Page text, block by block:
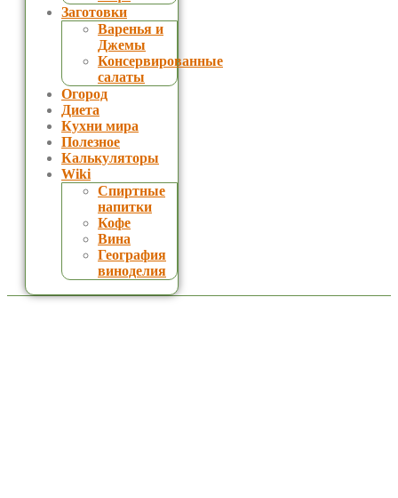
Заготовки
Варенья и
Джемы
Консервированные
салаты
Огород
Диета
Кухни мира
Полезное
Калькуляторы
Wiki
Спиртные
напитки
Кофе
Вина
География
виноделия